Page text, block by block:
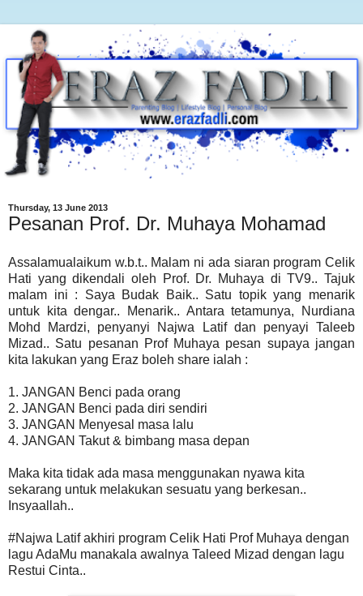
Thursday, 13 June 2013
Pesanan Prof. Dr. Muhaya Mohamad
Assalamualaikum w.b.t.. Malam ni ada siaran program Celik
Hati yang dikendali oleh Prof. Dr. Muhaya di TV9.. Tajuk
malam ini : Saya Budak Baik.. Satu topik yang menarik
untuk kita dengar.. Menarik.. Antara tetamunya, Nurdiana
Mohd Mardzi, penyanyi Najwa Latif dan penyayi Taleeb
Mizad.. Satu pesanan Prof Muhaya pesan supaya jangan
kita lakukan yang Eraz boleh share ialah :
1. JANGAN Benci pada orang
2. JANGAN Benci pada diri sendiri
3. JANGAN Menyesal masa lalu
4. JANGAN Takut & bimbang masa depan
Maka kita tidak ada masa menggunakan nyawa kita
sekarang untuk melakukan sesuatu yang berkesan..
Insyaallah..
#Najwa Latif akhiri program Celik Hati Prof Muhaya dengan
lagu AdaMu manakala awalnya Taleed Mizad dengan lagu
Restui Cinta..